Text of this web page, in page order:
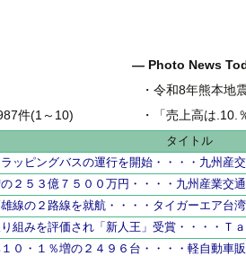
― Photo News
・令和8年熊本地
・
「売上高は.10.％増の
件(1～10)
タイトル
ッピングバスの運行を開始・・・・九州産
２５３億７５００万円・・・・九州産業交
線の２路線を就航・・・・タイガーエア台湾
組みを評価され「新人王」受賞・・・・Ｔ
０・１％増の２４９６台・・・・軽自動車